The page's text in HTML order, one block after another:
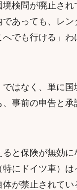
境検問が廃止され
あっても、レン
でも行ける」わ
はなく、単に国
事前の申告と承
と保険が無効に
特にドイツ車）
が禁止されてい